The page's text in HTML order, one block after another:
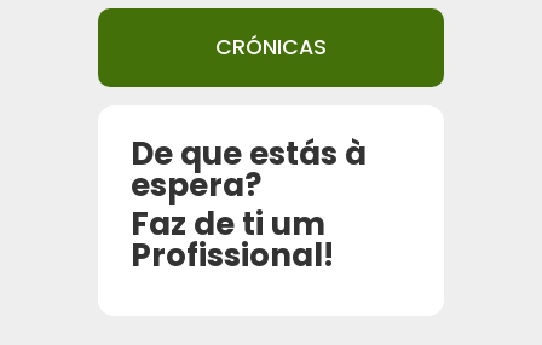
CRÓNICAS
De que estás à
espera?
Faz de ti um
Profissional!